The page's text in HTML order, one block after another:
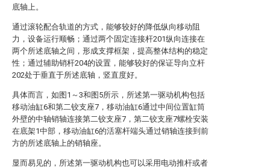
底轴上。
通过滚轮配合轨道的方式，能够较好的降低纵向移动阻
力，设备运行顺畅；通过两个固定连接杆201纵向连接在
两个所述底轴之间，形成支撑框架，提高整体结构的稳定
性；通过辅助销杆204的设置，能够较好的保证导向立杆
202处于垂直于所述底轴，竖直度好。
具体而言，如图1～3和图5所示，所述第一驱动机构包括
移动油缸6和第二铰支座7，移动油缸6通过中间位置缸筒
外壁的中轴销轴连接第二铰支座7，第二铰支座7螺栓安装
在底架1中部，移动油缸6的活塞杆端头通过销轴连接到前
方的所述底轴上的销轴座。
显而易见的，所述第一驱动机构也可以采用电动推杆或者